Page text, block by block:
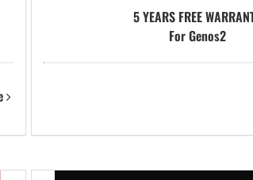
5 YEARS FREE
For Genos2